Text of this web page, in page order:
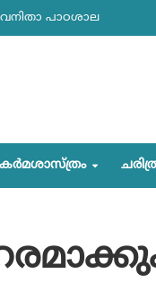
വനിതാ പാഠശാല
കര്‍മശാസ്ത്രം